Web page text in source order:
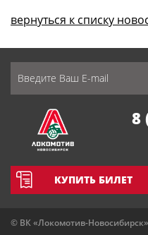
вернуться к списку
8
КУПИТЬ БИЛЕТ
© ВК «Локомотив-